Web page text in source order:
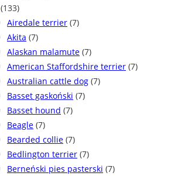
(133)
Airedale terrier (7)
Akita (7)
Alaskan malamute (7)
American Staffordshire terrier (7)
Australian cattle dog (7)
Basset gaskoński (7)
Basset hound (7)
Beagle (7)
Bearded collie (7)
Bedlington terrier (7)
Berneński pies pasterski (7)